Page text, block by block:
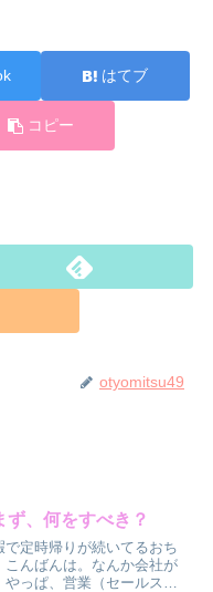
はてブ
コピー
otyomitsu49
ず、何をすべき？
で定時帰りが続いてるおち
こんばんは。なんか会社が
っぱ、営業（セールス）